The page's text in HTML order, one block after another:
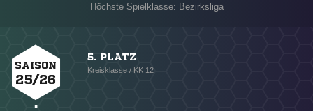
Höchste Spielklasse: Bezirksliga
SAISON
25/26
5. PLATZ
Kreisklasse / KK 12